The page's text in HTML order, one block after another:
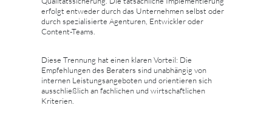
erfolgt entweder durch das Unternehmen selbst oder
durch spezialisierte Agenturen, Entwickler oder
Content-Teams.
Diese Trennung hat einen klaren Vorteil: Die
Empfehlungen des Beraters sind unabhängig von
internen Leistungsangeboten und orientieren sich
ausschließlich an fachlichen und wirtschaftlichen
Kriterien.